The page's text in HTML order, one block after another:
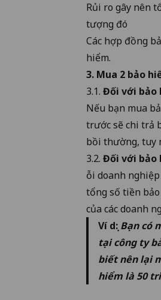
Rủi ro gây nên
tượng đó
Các hợp đồng
hiểm.
3. Mua 2 bảo
3.1. Đối với bảo
Nếu bạn mua
trước sẽ chi trả
bồi thường, tuy
3.2. Đối với bảo
ỗi doanh
tổng số tiền
của các doanh
Ví dụ: Bạn có
tại công ty
biết nên lại
hiểm là 50